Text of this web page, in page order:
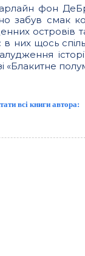
фон
забув смак
островів
в них щось
«Блакитне
всі книги автора: